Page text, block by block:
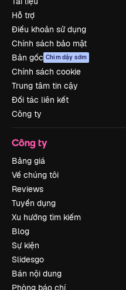
Hỗ trợ
Điều khoản sử dụng
Chính sách bảo mật
Bản gốc Chim dậy sớm
Chính sách cookie
Trung tâm tin cậy
Đối tác liên kết
Công ty
Công ty
Bảng giá
Về chúng tôi
Reviews
Tuyển dụng
Xu hướng tìm kiếm
Blog
Sự kiện
Slidesgo
Bán nội dung
Phòng báo chí